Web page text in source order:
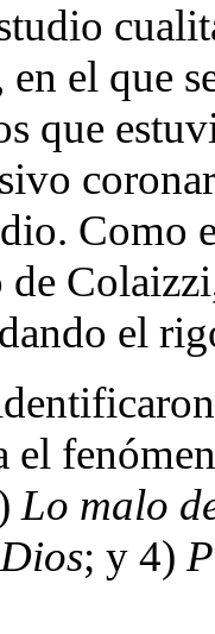
el que
que
Como
el
el
Lo malo
; y 4)